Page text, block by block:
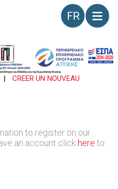
Langue
|
CRÉER UN NOUVEAU
to register on our
an account click here to